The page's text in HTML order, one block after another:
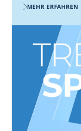
MEHR ERFAHREN